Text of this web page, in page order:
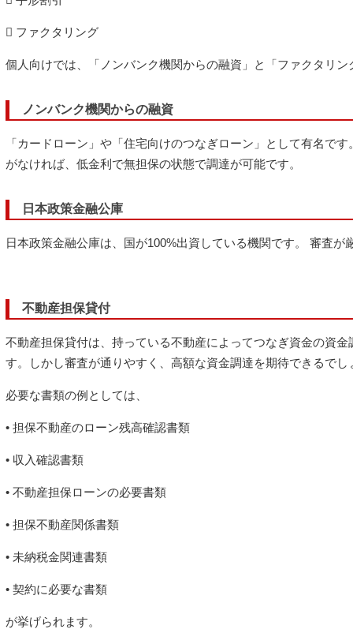
 ファクタリング
個人向けでは、「ノンバンク機関からの融資」と「ファクタ
ノンバンク機関からの融資
「カードローン」や「住宅向けのつなぎローン」として有名で
がなければ、低金利で無担保の状態で調達が可能です。
日本政策金融公庫
日本政策金融公庫は、国が100%出資している機関です。 審査
不動産担保貸付
不動産担保貸付は、持っている不動産によってつなぎ資金の資
す。しかし審査が通りやすく、高額な資金調達を期待できるでし
必要な書類の例としては、
• 担保不動産のローン残高確認書類
• 収入確認書類
• 不動産担保ローンの必要書類
• 担保不動産関係書類
• 未納税金関連書類
• 契約に必要な書類
が挙げられます。